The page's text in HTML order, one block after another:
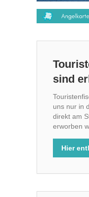
sind
uns nur in
direkt am
erworben
Hier